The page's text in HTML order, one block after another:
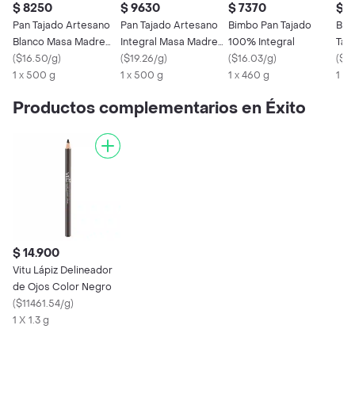
$ 8250
Pan Tajado Artesano
Blanco Masa Madre
500 g
($16.50/g)
1 x 500 g
$ 9630
Pan Tajado Artesano
Integral Masa Madre
500 gr
($19.26/g)
1 x 500 g
$ 7370
Bimbo Pan Tajado
100% Integral
($16.03/g)
1 x 460 g
$
(
1 x
Productos complementarios en Éxito
$ 14.900
Vitu Lápiz Delineador
de Ojos Color Negro
($11461.54/g)
1 X 1.3 g